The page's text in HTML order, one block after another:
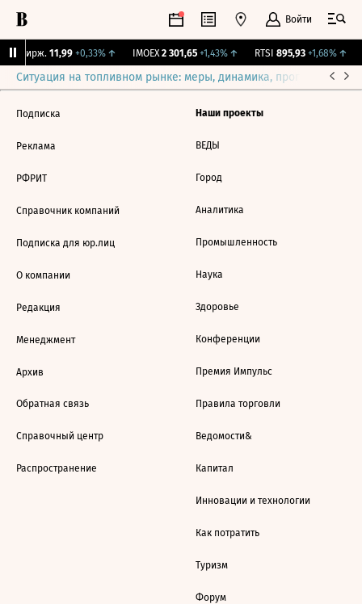
Войти
Бирж. 11,99 +0,33%↑ IMOEX 2 301,65 +1,43%↑ RTSI 895,93 +1,68%↑
Ситуация на топливном рынке: меры, динамика, прогнозы
Подписка
Реклама
РФРИТ
Справочник компаний
Подписка для юр.лиц
О компании
Редакция
Менеджмент
Архив
Обратная связь
Справочный центр
Распространение
Наши проекты
ВЕДЫ
Город
Аналитика
Промышленность
Наука
Здоровье
Конференции
Премия Импульс
Правила торговли
Ведомости&
Капитал
Инновации и технологии
Как потратить
Туризм
Форум